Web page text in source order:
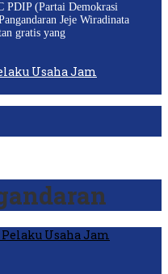
PDIP (Partai Demokrasi
Jeje Wiradinata
gratis yang
Usaha Jam